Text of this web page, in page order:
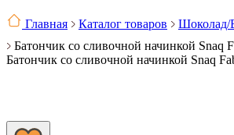
Главная Каталог товаров
Шоколад/
Батончик со сливочной начинкой Snaq
Батончик со сливочной начинкой Snaq